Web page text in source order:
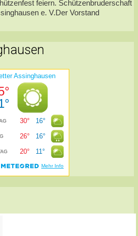
feiern. Schützenbruderschaft
e. V.Der Vorstand